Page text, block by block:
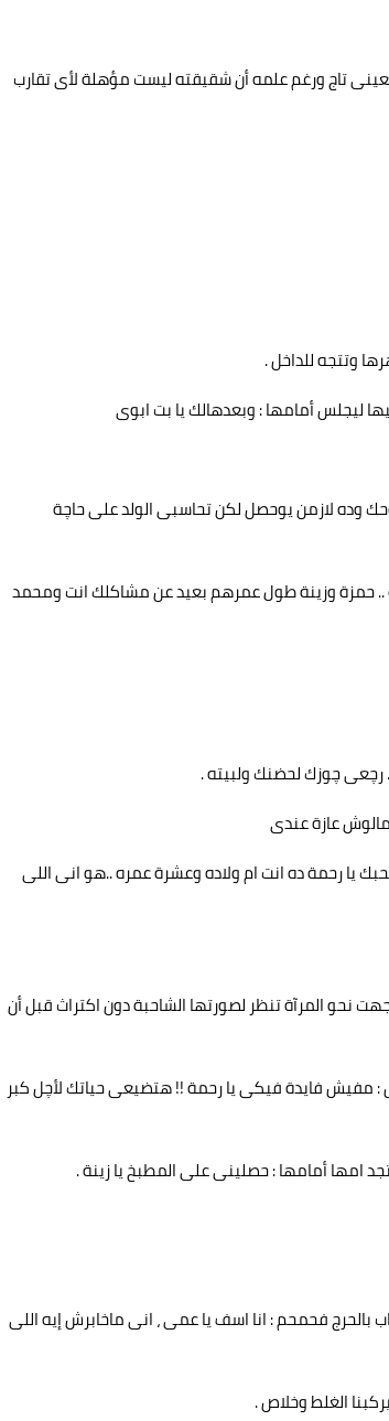
تاج ورغم علمه أن شقيقته ليست مؤهلة لأى تقارب
وتتجه للداخل .
ليجلس أمامها : وبعدهالك يا بت ابوى
وده لازمن يوحصل لكن تحاسبى الولد على حاچة
.. حمزة وزينة طول عمرهم بعيد عن مشاكلك انت ومحمد
چوزك لحضنك ولبيته .
عازة عندى
يا رحمة ده انت ام ولاده وعشرة عمره ..هو انى اللى
نحو المرآة تنظر لصورتها الشاحبة دون اكتراث قبل أن
: مفيش فايدة فيكى يا رحمة !! هتضيعى حياتك لأچل كبر
امها أمامها : حصلينى على المطبخ يا زينة .
فحمحم : انا اسف يا عمى ، انى ماخابرش إيه اللى
الغلط وخلاص .